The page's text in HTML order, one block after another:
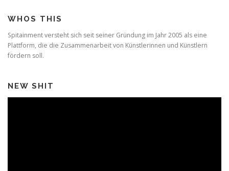
WHOS THIS
Spitainment versteht sich seit seiner Gründung im Jahr 2005 als eine
Plattform, die die Zusammenarbeit von Künstlerinnen und Künstlern
fördern soll.
NEW SHIT